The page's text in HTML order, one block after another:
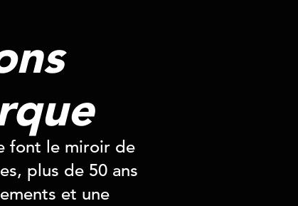
font le miroir de
plus de 50 ans
et une